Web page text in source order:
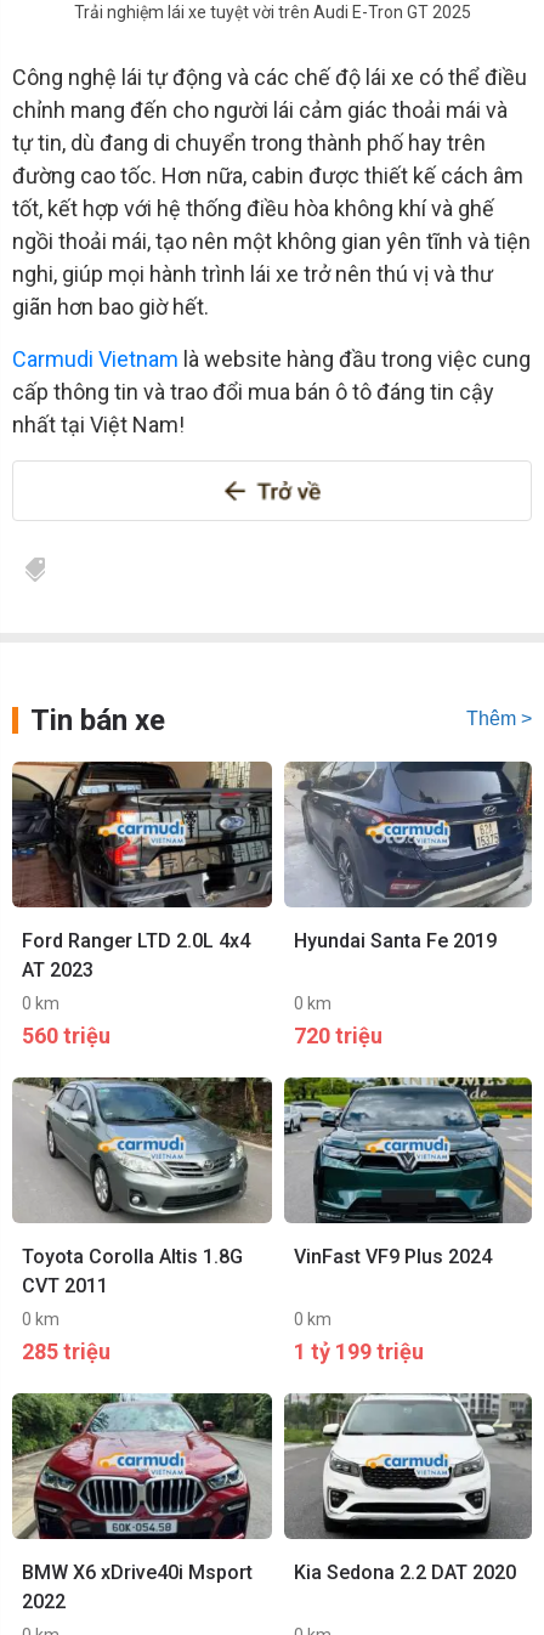
Trải nghiệm lái xe tuyệt vời trên Audi E-Tron GT 2025
Công nghệ lái tự động và các chế độ lái xe có thể điều
chỉnh mang đến cho người lái cảm giác thoải mái và
tự tin, dù đang di chuyển trong thành phố hay trên
đường cao tốc. Hơn nữa, cabin được thiết kế cách âm
tốt, kết hợp với hệ thống điều hòa không khí và ghế
ngồi thoải mái, tạo nên một không gian yên tĩnh và tiện
nghi, giúp mọi hành trình lái xe trở nên thú vị và thư
giãn hơn bao giờ hết.
Carmudi Vietnam là website hàng đầu trong việc cung
cấp thông tin và trao đổi mua bán ô tô đáng tin cậy
nhất tại Việt Nam!
Tin bán xe Thêm >
Ford Ranger LTD 2.0L 4x4
AT 2023
0 km
560 triệu
Hyundai Santa Fe 2019
0 km
720 triệu
Toyota Corolla Altis 1.8G
CVT 2011
0 km
285 triệu
VinFast VF9 Plus 2024
0 km
1 tỷ 199 triệu
BMW X6 xDrive40i Msport
2022
Kia Sedona 2.2 DAT 2020